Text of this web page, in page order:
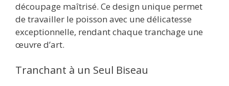
découpage maîtrisé. Ce design unique permet
de travailler le poisson avec une délicatesse
exceptionnelle, rendant chaque tranchage une
œuvre d’art.
Tranchant à un Seul Biseau